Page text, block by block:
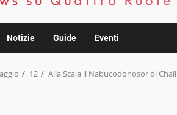
Notizie Guide Eventi
12 Alla Scala il Nabucodonosor di